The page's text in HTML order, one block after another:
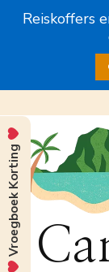
Reiskoffers
Vroegboek Korting